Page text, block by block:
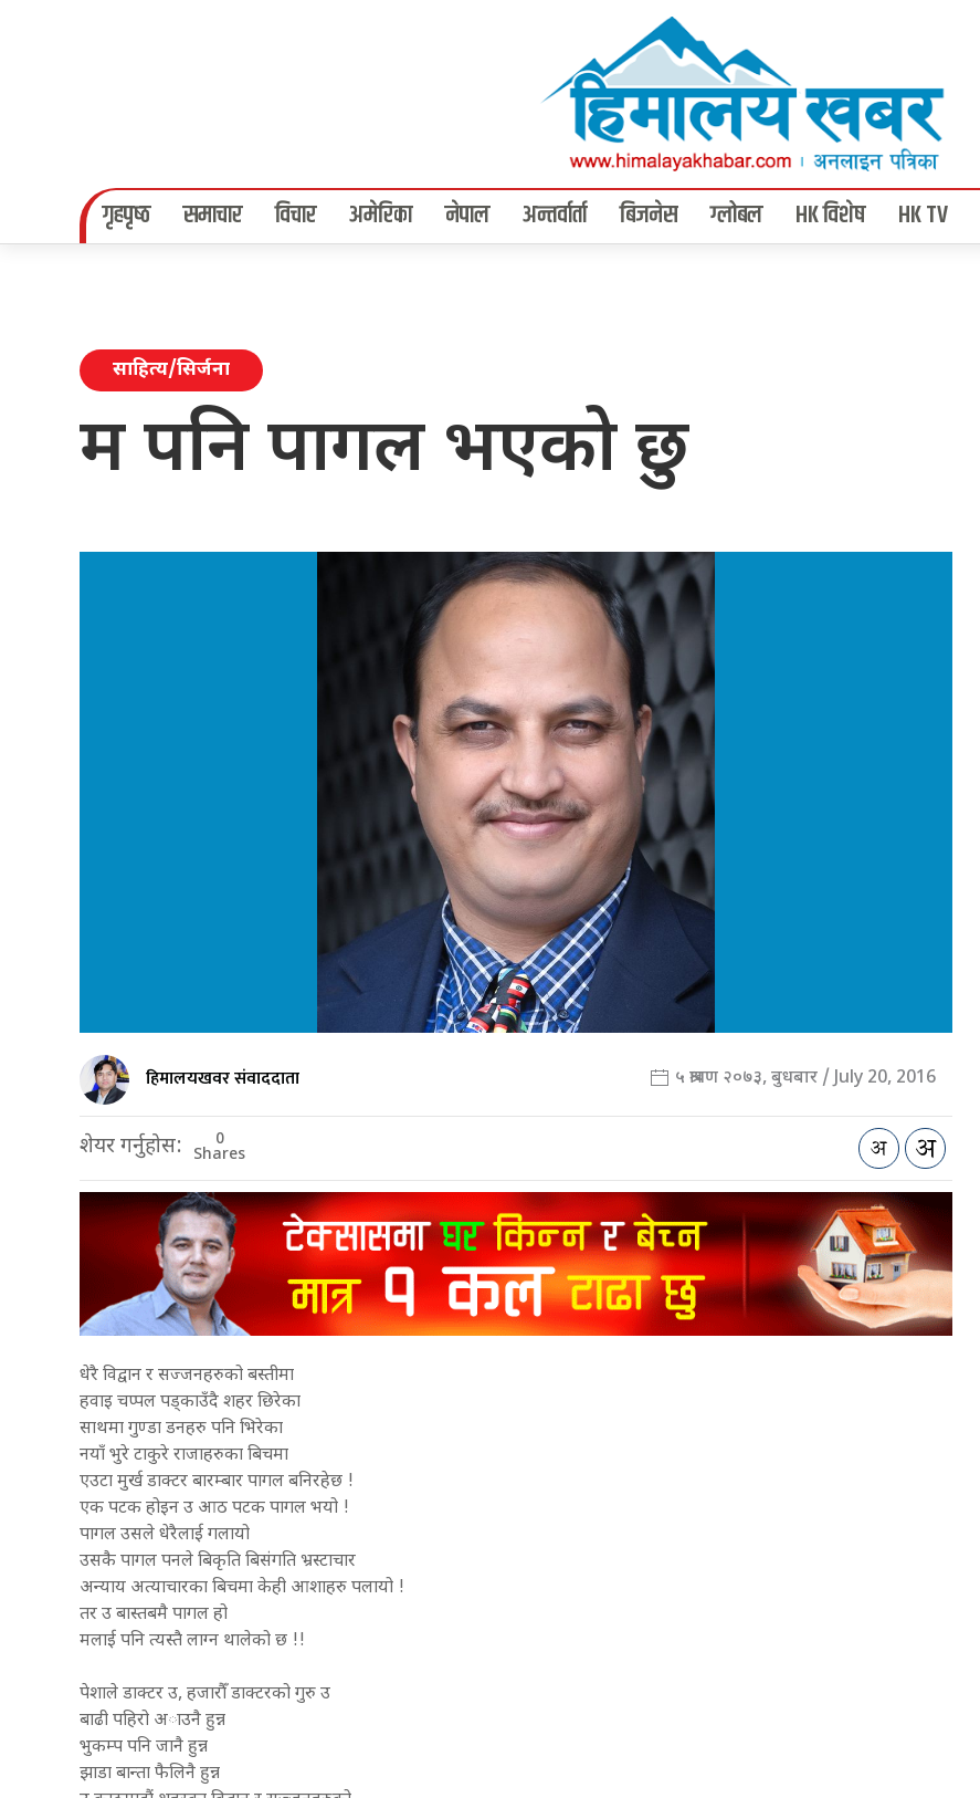
गृहपृष्‍ठ समाचार विचार अमेरिका नेपाल अन्तर्वार्ता बिजनेस ग्लोबल HK विशेष HK TV
साहित्य/सिर्जना
म पनि पागल भएको छु
हिमालयखवर संवाददाता ५ श्रावण २०७३, बुधबार / July 20, 2016
शेयर गर्नुहोस: 0
Shares
धेरै विद्वान र सज्जनहरुको बस्तीमा
हवाइ चप्पल पड्काउँदै शहर छिरेका
साथमा गुण्डा डनहरु पनि भिरेका
नयाँ भुरे टाकुरे राजाहरुका बिचमा
एउटा मुर्ख डाक्टर बारम्बार पागल बनिरहेछ !
एक पटक होइन उ आठ पटक पागल भयो !
पागल उसले धेरैलाई गलायो
उसकै पागल पनले बिकृति बिसंगति भ्रस्टाचार
अन्याय अत्याचारका बिचमा केही आशाहरु पलायो !
तर उ बास्तबमै पागल हो
मलाई पनि त्यस्तै लाग्न थालेको छ !!
पेशाले डाक्टर उ, हजारौँ डाक्टरको गुरु उ
बाढी पहिरो अाउनै हुन्न
भुकम्प पनि जानै हुन्न
झाडा बान्ता फैलिनै हुन्न